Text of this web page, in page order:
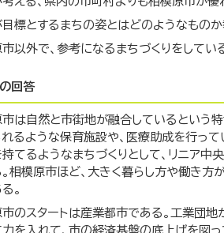
標とするまちの姿とはどのようなもの
以外で、参考になるまちづくりをして
回答
は自然と市街地が融合しているという
るような保育施設や、医療助成を行っ
てるようなまちづくりとして、リニア
相模原市ほど、大きく暮らし方や働き
。
のスタートは産業都市である。工業団
を入れて、市の経済基盤の底上げを図